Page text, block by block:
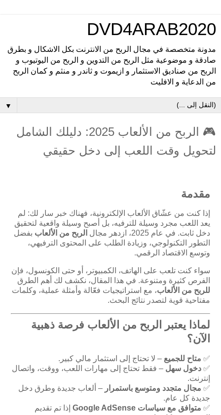
DVD4ARAB2020
مدونة متخصصة في مجال الربح من الانترنت بكل الاشكال و بطرق
صادقة و موضوعية مثل الربح من التدوين و الربح من اليوتيوب و
الربح من صناديق الاستثمار و ازيموت و ثاندر و منثم و كمان الربح
من الدعاية و الافليت
▼
🎮 الربح من الألعاب 2025: دليلك الشامل
لتحويل وقت اللعب إلى دخل حقيقي
مقدمة
إذا كنت من عشّاق الألعاب الإلكترونية، فهناك خبر سار لك: لم
يعد اللعب مجرد وسيلة للترفيه، بل أصبح وسيلة واقعية لتحقيق
دخل ثابت. في عام 2025، ازدهر مجال
الربح من الألعاب بفضل
التطور التكنولوجي، وزيادة الطلب على المحتوى الترفيهي،
وتوسع الاقتصاد الرقمي.
سواء كنت تلعب على الهاتف، الكمبيوتر، أو حتى الكونسول، فإن
الفرص كثيرة ومتنوعة. في هذا المقال، نكشف لك أهم الطرق
للربح من الألعاب، مع استراتيجيات فعّالة وأمثلة عملية، وكلمات
مفتاحية قوية لتصدر نتائج البحث.
لماذا يعتبر الربح من الألعاب فرصة ذهبية
الآن؟
✅ متاح للجميع – لا تحتاج إلى استثمار مالي كبير.
✅دخول سهل – فقط تحتاج إلى مهارات اللعب، ووقت، واتصال
إنترنت.
✅ مجال متجدد ومتوسع باستمرار – ألعاب جديدة وطرق دخل
جديدة كل عام.
✅ متوافق مع سياسات Google AdSense
إذا تم تقديم